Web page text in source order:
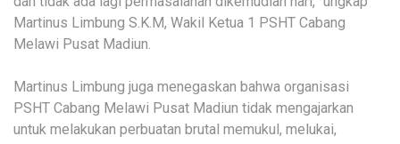
Martinus Limbung S.K.M, Wakil Ketua 1 PSHT Cabang
Melawi Pusat Madiun.
Martinus Limbung juga menegaskan bahwa organisasi
PSHT Cabang Melawi Pusat Madiun tidak mengajarkan
untuk melakukan perbuatan brutal memukul, melukai,